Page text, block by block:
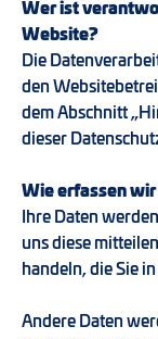
Wer ist
Website?
Die
den
dem Abschnitt
dieser
Wie erfassen wir
Ihre Daten
uns diese
handeln, die Sie
Andere Daten